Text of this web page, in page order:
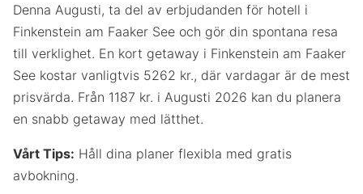
Denna Augusti, ta del av erbjudanden för hotell i
Finkenstein am Faaker See och gör din spontana resa
till verklighet. En kort getaway i Finkenstein am Faaker
See kostar vanligtvis 5262 kr., där vardagar är de mest
prisvärda. Från 1187 kr. i Augusti 2026 kan du planera
en snabb getaway med lätthet.
Vårt Tips: Håll dina planer flexibla med gratis
avbokning.